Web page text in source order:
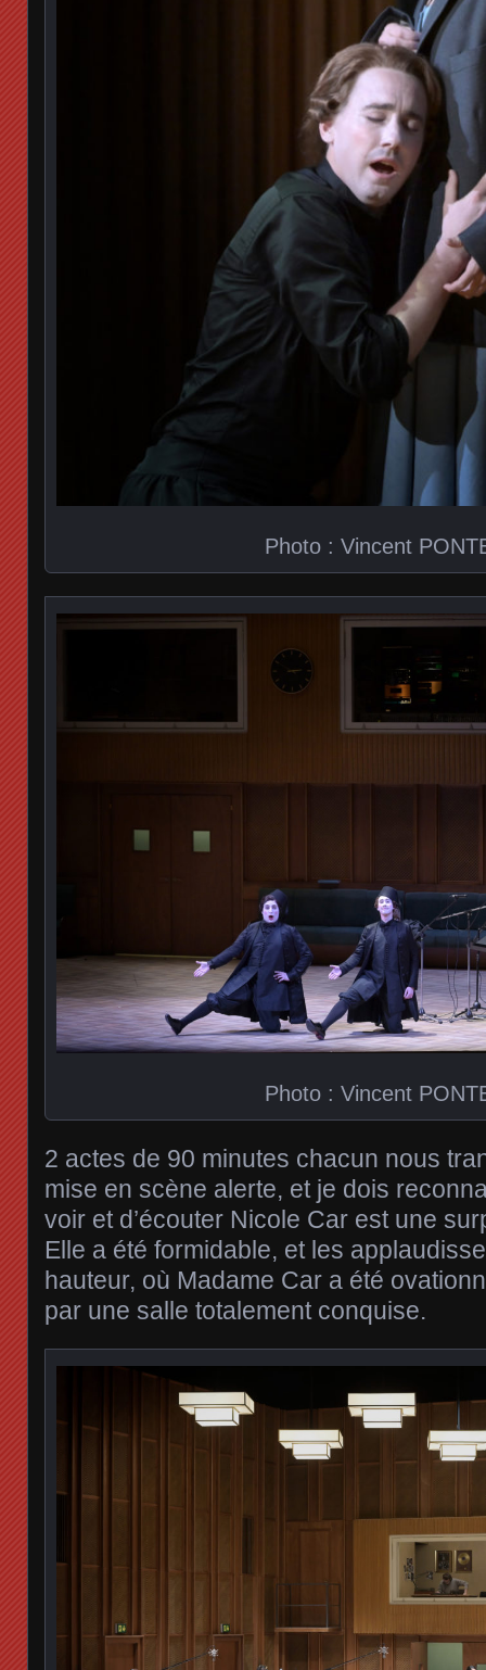
Photo : Vincent
Photo : Vincent
2 actes de 90 minutes chacun nous
mise en scène alerte, et je dois
voir et d’écouter Nicole Car est une
Elle a été formidable, et les
hauteur, où Madame Car a été
par une salle totalement conquise.